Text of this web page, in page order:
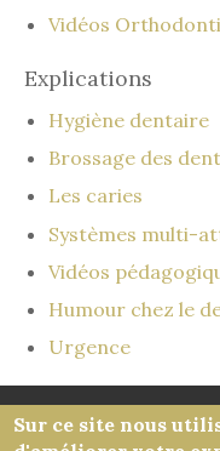
Vidéos
Explications
Hygiène dentaire
Brossage des
Les caries
Systèmes multi-
Vidéos
Humour chez le
Urgence
Honoraires-
Sur ce site nous